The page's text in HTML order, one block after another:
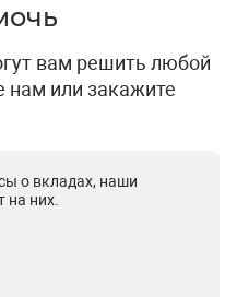
вам решить любой
нам или закажите
о вкладах, наши
на них.